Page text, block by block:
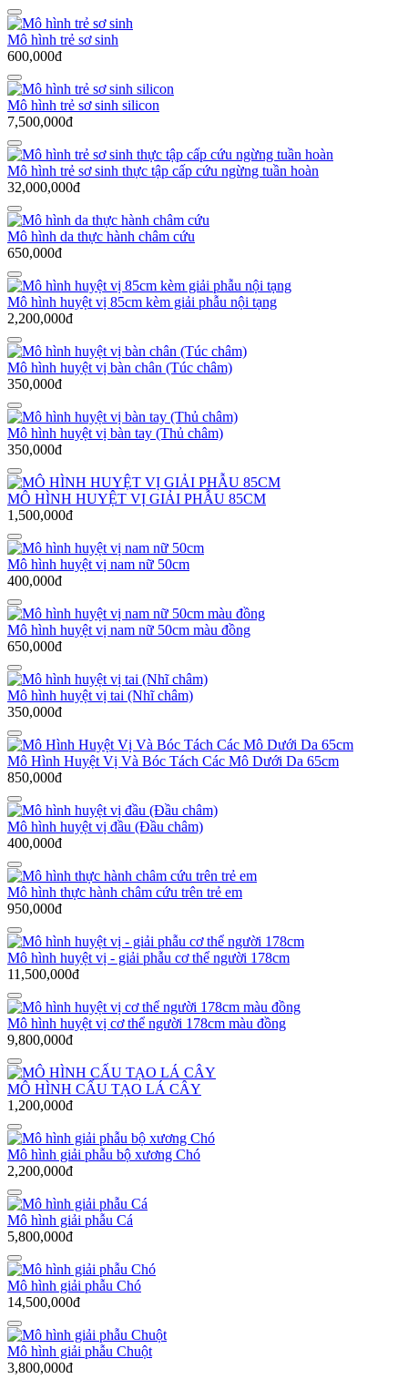
Mô hình trẻ sơ sinh
600,000đ
Mô hình trẻ sơ sinh silicon
7,500,000đ
Mô hình trẻ sơ sinh thực tập cấp cứu ngừng tuần hoàn
32,000,000đ
Mô hình da thực hành châm cứu
650,000đ
Mô hình huyệt vị 85cm kèm giải phẫu nội tạng
2,200,000đ
Mô hình huyệt vị bàn chân (Túc châm)
350,000đ
Mô hình huyệt vị bàn tay (Thủ châm)
350,000đ
MÔ HÌNH HUYỆT VỊ GIẢI PHẪU 85CM
1,500,000đ
Mô hình huyệt vị nam nữ 50cm
400,000đ
Mô hình huyệt vị nam nữ 50cm màu đồng
650,000đ
Mô hình huyệt vị tai (Nhĩ châm)
350,000đ
Mô Hình Huyệt Vị Và Bóc Tách Các Mô Dưới Da 65cm
850,000đ
Mô hình huyệt vị đầu (Đầu châm)
400,000đ
Mô hình thực hành châm cứu trên trẻ em
950,000đ
Mô hình huyệt vị - giải phẫu cơ thể người 178cm
11,500,000đ
Mô hình huyệt vị cơ thể người 178cm màu đồng
9,800,000đ
MÔ HÌNH CẤU TẠO LÁ CÂY
1,200,000đ
Mô hình giải phẫu bộ xương Chó
2,200,000đ
Mô hình giải phẫu Cá
5,800,000đ
Mô hình giải phẫu Chó
14,500,000đ
Mô hình giải phẫu Chuột
3,800,000đ